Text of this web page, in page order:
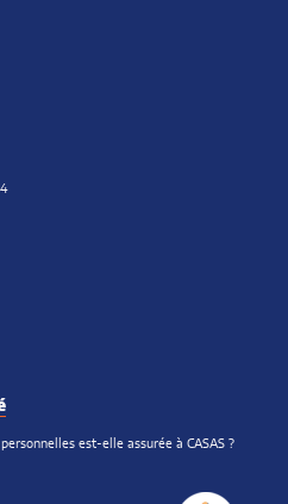
est-elle assurée à CASAS ?